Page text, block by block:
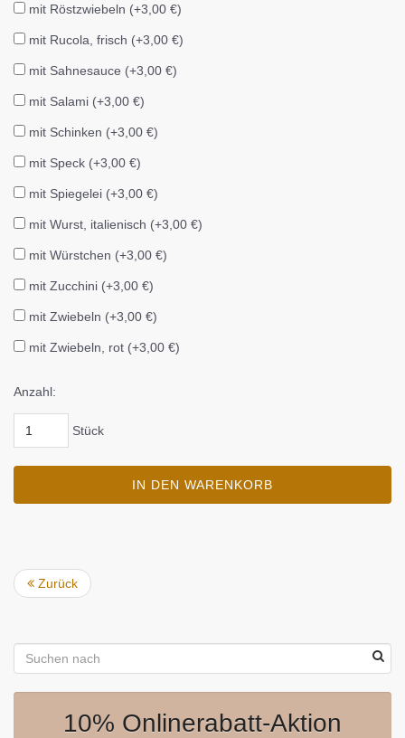
mit Röstzwiebeln (+3,00 €)
mit Rucola, frisch (+3,00 €)
mit Sahnesauce (+3,00 €)
mit Salami (+3,00 €)
mit Schinken (+3,00 €)
mit Speck (+3,00 €)
mit Spiegelei (+3,00 €)
mit Wurst, italienisch (+3,00 €)
mit Würstchen (+3,00 €)
mit Zucchini (+3,00 €)
mit Zwiebeln (+3,00 €)
mit Zwiebeln, rot (+3,00 €)
Anzahl:
Stück
IN DEN WARENKORB
Zurück
10% Onlinerabatt-Aktion